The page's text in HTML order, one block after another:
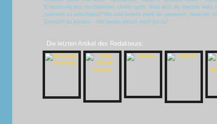
Erweiterung des erschaffenen Universums. Was sich die Macher wohl
weiterhin zu unterhalten? Wir sind bereits mehr als gespannt, denn der
Grenzen zu kennen - und genau das ist auch gut so!
Die letzten Artikel des Redakteurs: